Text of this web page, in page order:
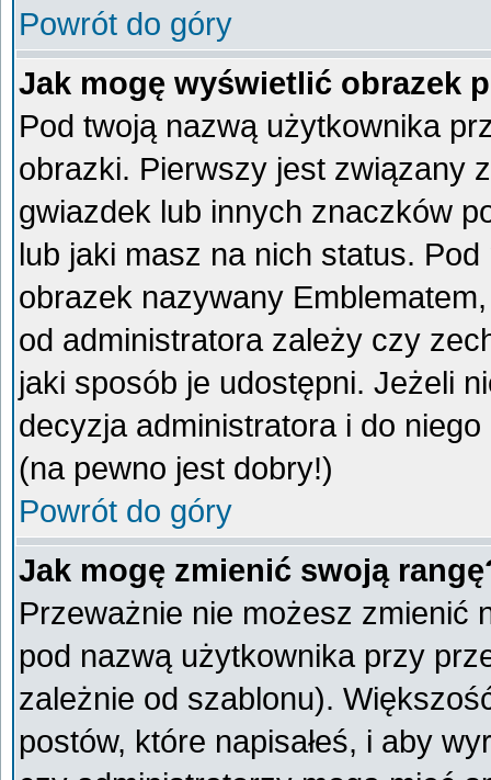
Powrót do góry
Jak mogę wyświetlić obrazek
Pod twoją nazwą użytkownika
obrazki. Pierwszy jest związany
gwiazdek lub innych znaczków
lub jaki masz na nich status.
obrazek nazywany
od administratora zależy czy
jaki sposób je udostępni. Jeżeli
decyzja administratora i do
(na pewno jest dobry!)
Powrót do góry
Jak mogę zmienić swoją
Przeważnie nie możesz zmienić
pod nazwą użytkownika przy
zależnie od szablonu).
postów, które napisałeś, i aby